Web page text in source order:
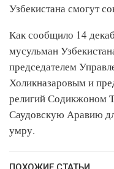
Узбекистана смогут
Как сообщило 14
мусульман
председателем
Холикназаровым и
религий Содикжоном
Саудовскую Аравию
умру.